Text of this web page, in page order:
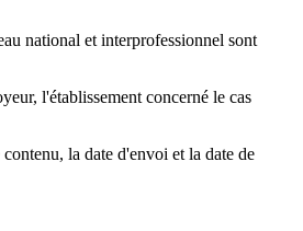
national et interprofessionnel sont
l'établissement concerné le cas
la date d'envoi et la date de